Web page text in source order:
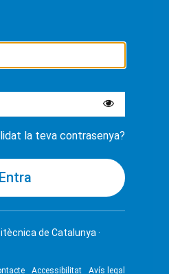
la teva contrasenya?
de Catalunya ·
Accessibilitat Avís legal